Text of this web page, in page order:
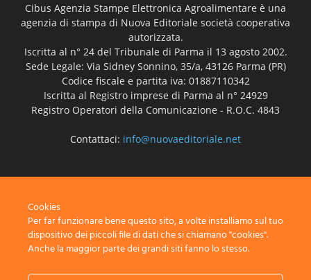
Cibus Agenzia Stampe Elettronica Agroalimentare è una
agenzia di stampa di Nuova Editoriale società cooperativa
autorizzata.
Iscritta al n° 24 del Tribunale di Parma il 13 agosto 2002.
Sede Legale: Via Sidney Sonnino, 35/a, 43126 Parma (PR)
Codice fiscale e partita iva: 01887110342
Iscritta al Registro imprese di Parma al n° 24929
Registro Operatori della Comunicazione - R.O.C. 4843
Contattaci: info@nuovaeditoriale.net
Cookies
Per far funzionare bene questo sito, a volte installiamo sul tuo
dispositivo dei piccoli file di dati che si chiamano "cookies".
Anche la maggior parte dei grandi siti fanno lo stesso.